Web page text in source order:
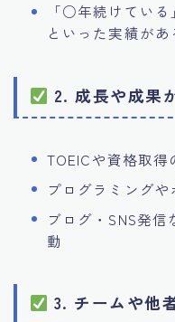
「○年続けている
といった実績が
2. 成長や成果
TOEICや資格取得
プログラミング
ブログ・SNS発
動
3. チームや他